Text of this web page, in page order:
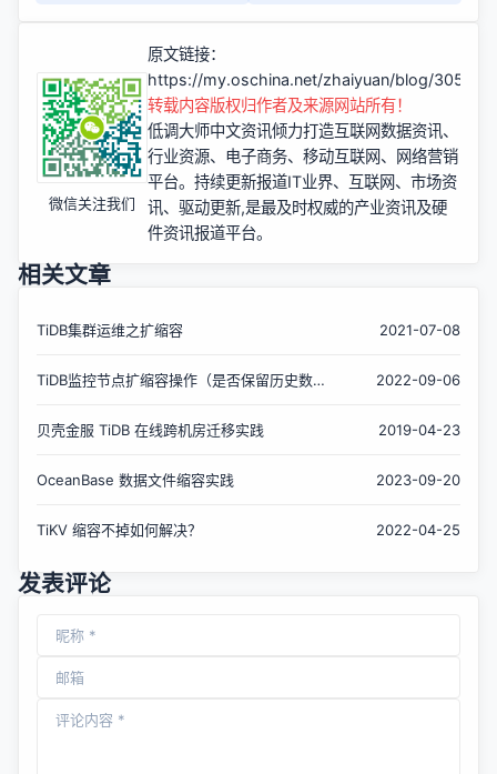
微信关注我们
原文链接：
https://my.oschina.net/zhaiyuan/blog/
转载内容版权归作者及来源网站所有！
低调大师中文资讯倾力打造互联网数据资讯、
行业资源、电子商务、移动互联网、网络营销
平台。持续更新报道IT业界、互联网、市场资
讯、驱动更新,是最及时权威的产业资讯及硬
件资讯报道平台。
相关文章
TiDB集群运维之扩缩容 2021-07-08
TiDB监控节点扩缩容操作（是否保留历史数
2022-09-06
贝壳金服 TiDB 在线跨机房迁移实践 2019-04-23
OceanBase 数据文件缩容实践 2023-09-20
TiKV 缩容不掉如何解决？ 2022-04-25
发表评论